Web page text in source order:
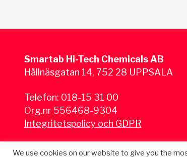
Smartab Hi-Tech Chemicals AB
Hållnäsgatan 14, 752 28 UPPSALA
Telefon: 018-15 31 00
Org.nr 556468-9304
Integritetspolicy och GDPR
We use cookies on our website to give you the